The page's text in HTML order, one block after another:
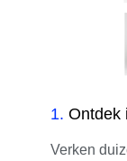
1. Ontdek
Verken